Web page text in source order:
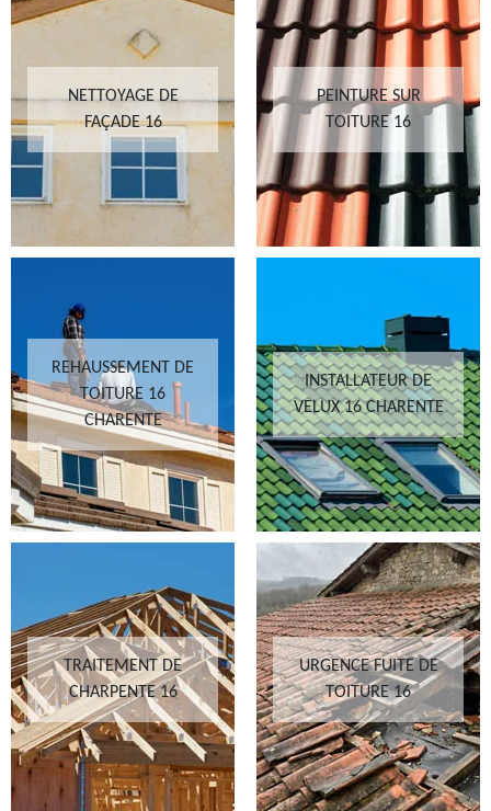
NETTOYAGE DE
FAÇADE 16
PEINTURE SUR
TOITURE 16
REHAUSSEMENT DE
TOITURE 16
CHARENTE
INSTALLATEUR DE
VELUX 16 CHARENTE
TRAITEMENT DE
CHARPENTE 16
URGENCE FUITE DE
TOITURE 16